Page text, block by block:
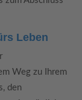
Leben
Weg zu Ihrem
den